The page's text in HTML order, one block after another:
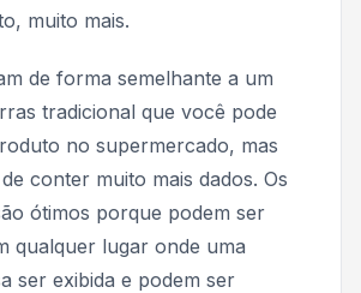
muito mais.
de forma semelhante a um
tradicional que você pode
no supermercado, mas
conter muito mais dados. Os
ótimos porque podem ser
qualquer lugar onde uma
ser exibida e podem ser